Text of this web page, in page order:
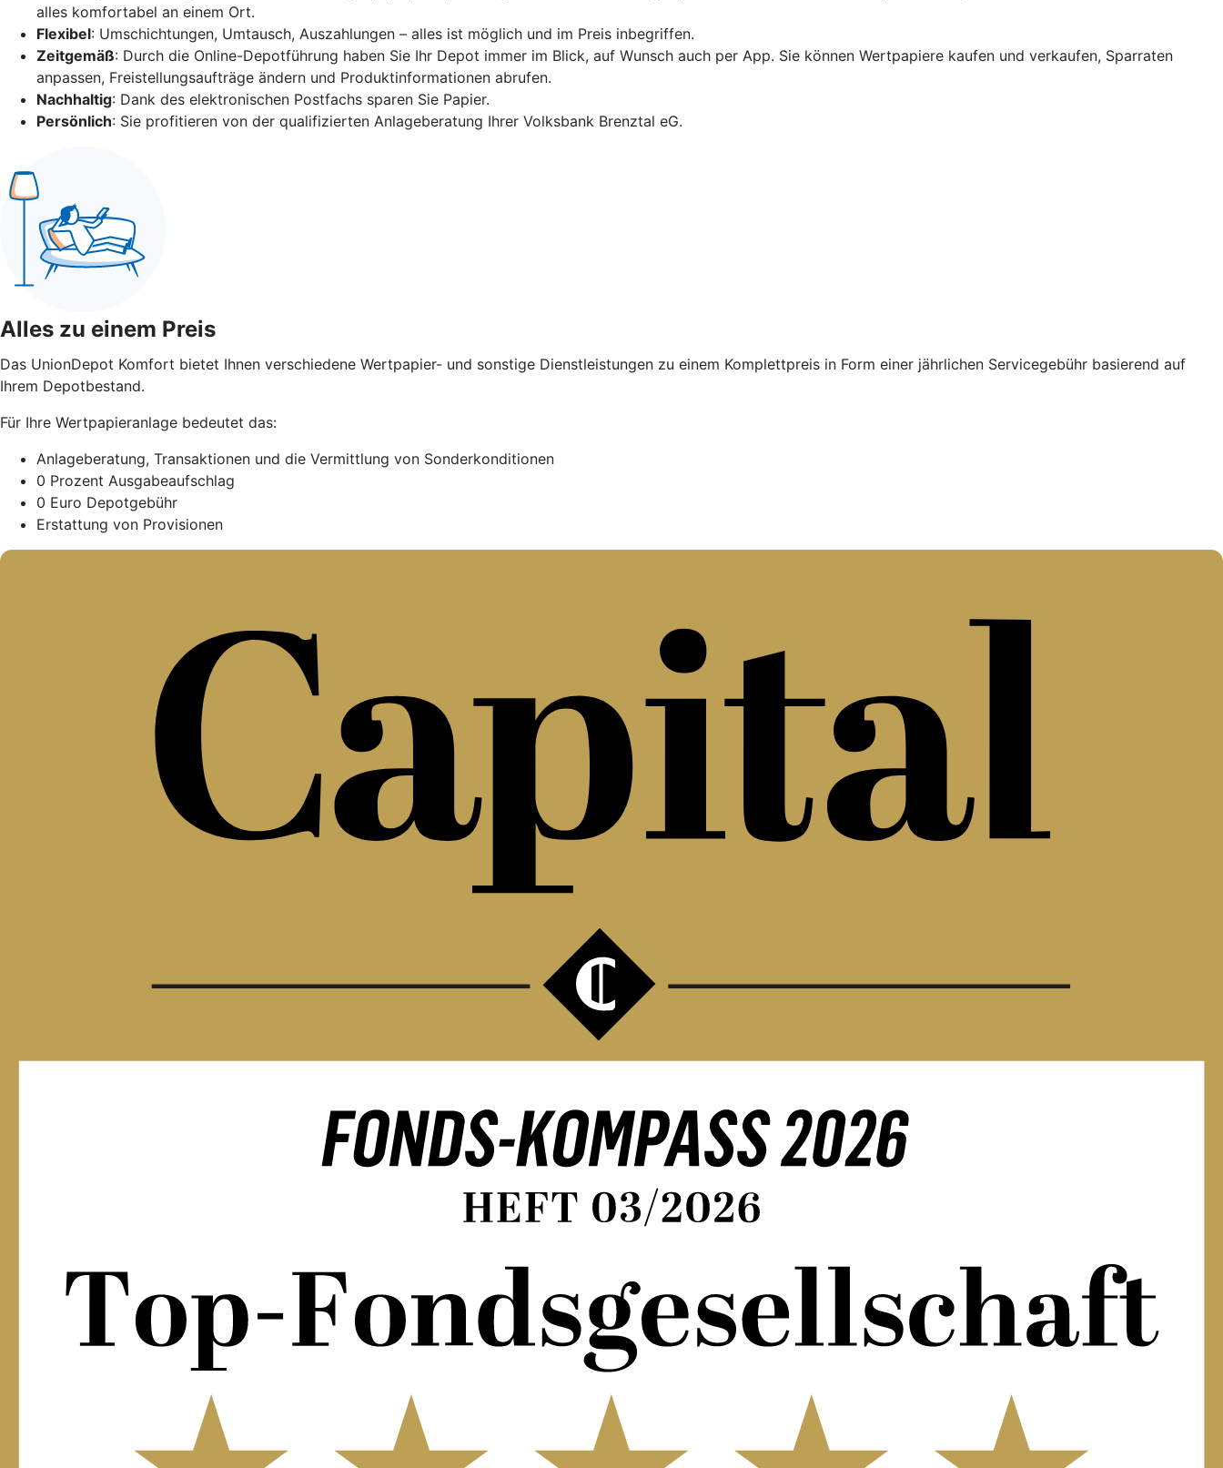
alles komfortabel an einem Ort.
Flexibel: Umschichtungen, Umtausch, Auszahlungen – alles ist möglich und im Preis inbegriffen.
Zeitgemäß: Durch die Online-Depotführung haben Sie Ihr Depot immer im Blick, auf Wunsch auch per App. Sie können Wertpapiere kaufen und verkaufen, Sparraten
anpassen, Freistellungsaufträge ändern und Produktinformationen abrufen.
Nachhaltig: Dank des elektronischen Postfachs sparen Sie Papier.
Persönlich: Sie profitieren von der qualifizierten Anlageberatung Ihrer Volksbank Brenztal eG.
Alles zu einem Preis
Das UnionDepot Komfort bietet Ihnen verschiedene Wertpapier- und sonstige Dienstleistungen zu einem Komplettpreis in Form einer jährlichen Servicegebühr basierend auf
Ihrem Depotbestand.
Für Ihre Wertpapieranlage bedeutet das:
Anlageberatung, Transaktionen und die Vermittlung von Sonderkonditionen
0 Prozent Ausgabeaufschlag
0 Euro Depotgebühr
Erstattung von Provisionen